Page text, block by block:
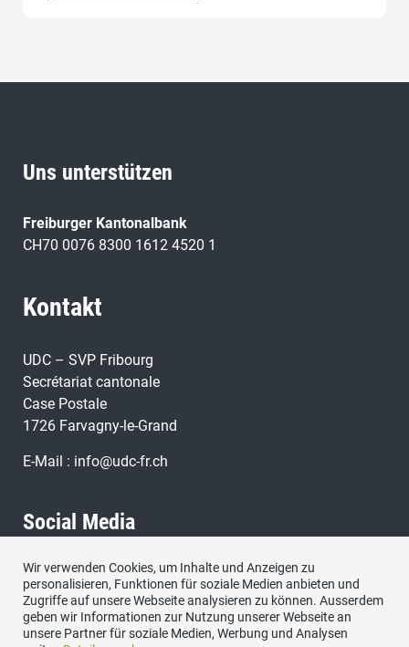
Uns unterstützen
Freiburger Kantonalbank
CH70 0076 8300 1612 4520 1
Kontakt
UDC – SVP Fribourg
Secrétariat cantonale
Case Postale
1726 Farvagny-le-Grand
E-Mail : info@udc-fr.ch
Social Media
Besuchen Sie uns bei:
Wir verwenden Cookies, um Inhalte und Anzeigen zu
personalisieren, Funktionen für soziale Medien anbieten und
Zugriffe auf unsere Webseite analysieren zu können. Ausserdem
geben wir Informationen zur Nutzung unserer Webseite an
unsere Partner für soziale Medien, Werbung und Analysen